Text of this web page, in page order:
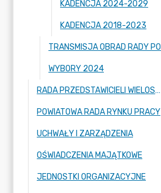
KADENCJA 2024-2029
KADENCJA 2018-2023
WYBORY 2024
RADA PRZEDSTAWICIELI WIELOSPECJALISTYCZNEGO ZESPOŁU OPIEKI ZDROWOTNEJ "BOLESŁAWIEC-ZGORZELEC" SAMODZIELNEGO PUBLICZNEGO ZAKŁADU OPIEKI ZDROWOTNEJ
POWIATOWA RADA RYNKU PRACY
UCHWAŁY I ZARZĄDZENIA
OŚWIADCZENIA MAJĄTKOWE
JEDNOSTKI ORGANIZACYJNE